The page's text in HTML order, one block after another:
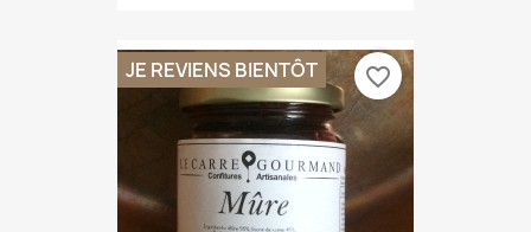
JE REVIENS BIENTÔT favorite_border